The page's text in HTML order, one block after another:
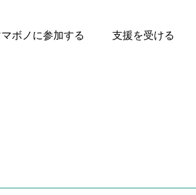
ボノに参加する 支援を受ける